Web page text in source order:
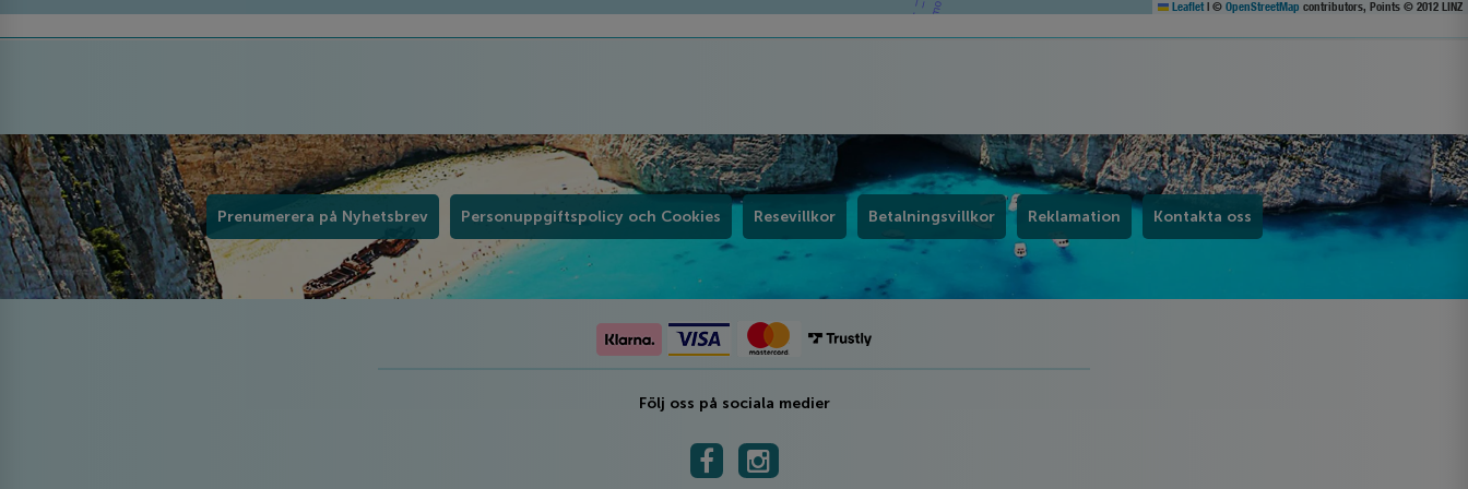
Leaflet | © OpenStreetMap contributors, Points © 2012 LINZ
Prenumerera på Nyhetsbrev Personuppgiftspolicy och Cookies Resevillkor Betalningsvillkor Reklamation Kontakta oss
Följ oss på sociala medier